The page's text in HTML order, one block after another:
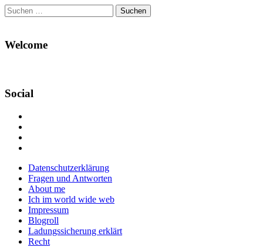
Suchen
nach:
Welcome
Social
Facebook
anzeigen
Twitter
anzeigen
auf
Instagram
anzeigen
Main
menu
Skip
content
Datenschutzerklärung
Fragen und Antworten
About me
Ich im world wide web
Impressum
Blogroll
Ladungssicherung erklärt
Recht